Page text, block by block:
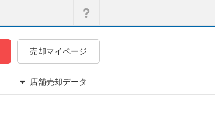
売却マイページ
店舗売却データ